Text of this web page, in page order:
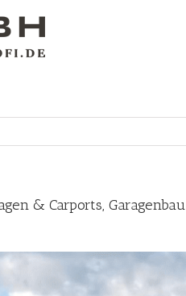
& Carports, Garagenbau